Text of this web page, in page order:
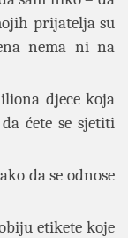
prijatelja su
nema ni na
djece koja
ćete se sjetiti
da se odnose
etikete koje